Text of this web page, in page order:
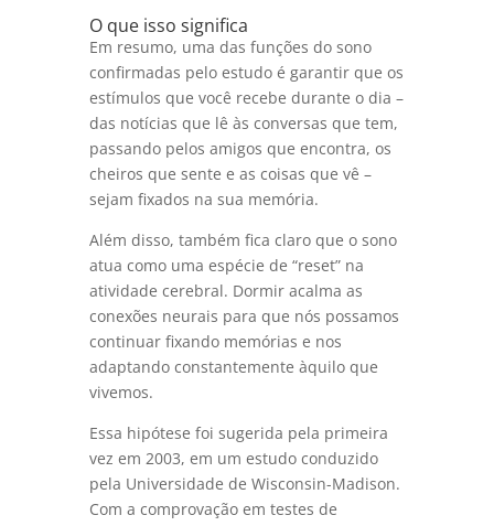
O que isso significa
Em resumo, uma das funções do sono
confirmadas pelo estudo é garantir que os
estímulos que você recebe durante o dia –
das notícias que lê às conversas que tem,
passando pelos amigos que encontra, os
cheiros que sente e as coisas que vê –
sejam fixados na sua memória.
Além disso, também fica claro que o sono
atua como uma espécie de “reset” na
atividade cerebral. Dormir acalma as
conexões neurais para que nós possamos
continuar fixando memórias e nos
adaptando constantemente àquilo que
vivemos.
Essa hipótese foi sugerida pela primeira
vez em 2003, em um estudo conduzido
pela Universidade de Wisconsin-Madison.
Com a comprovação em testes de